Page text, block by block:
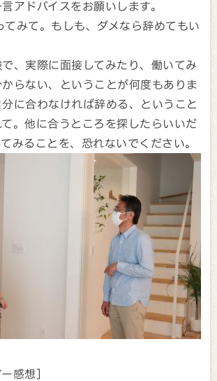
アドバイスをお願いします。
てみて。もしも、ダメなら辞めてもい
、実際に面接してみたり、働いてみ
らない、ということが何度もありま
に合わなければ辞める、ということ
。他に合うところを探したらいいだ
みることを、恐れないでください。
感想］